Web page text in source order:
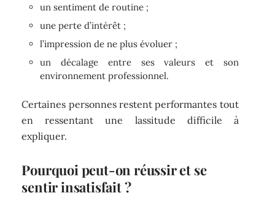
un sentiment de routine ;
une perte d’intérêt ;
l’impression de ne plus évoluer ;
un décalage entre ses valeurs et son
environnement professionnel.
Certaines personnes restent performantes tout
en ressentant une lassitude difficile à
expliquer.
Pourquoi peut-on réussir et se
sentir insatisfait ?